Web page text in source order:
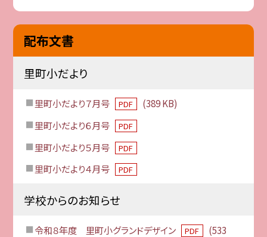
配布文書
里町小だより
里町小だより７月号 PDF
(389 KB)
里町小だより６月号
PDF
里町小だより５月号 PDF
里町小だより４月号 PDF
学校からのお知らせ
令和８年度 里町小グランドデザイン PDF
(533